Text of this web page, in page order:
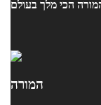
המורה